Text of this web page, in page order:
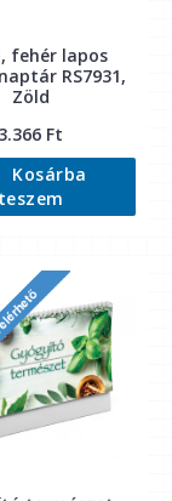
fehér lapos
RS7931,
Zöld
3.366 Ft
Kosárba
teszem